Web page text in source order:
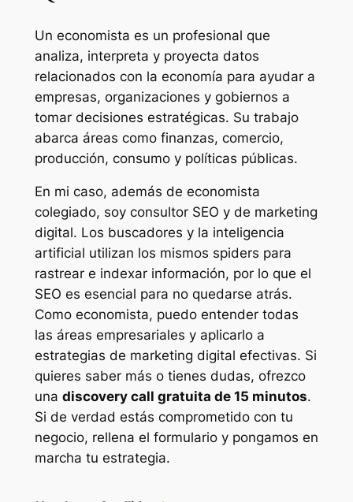
Un economista es un profesional que
analiza, interpreta y proyecta datos
relacionados con la economía para ayudar a
empresas, organizaciones y gobiernos a
tomar decisiones estratégicas. Su trabajo
abarca áreas como finanzas, comercio,
producción, consumo y políticas públicas.
En mi caso, además de economista
colegiado, soy consultor SEO y de marketing
digital. Los buscadores y la inteligencia
artificial utilizan los mismos spiders para
rastrear e indexar información, por lo que el
SEO es esencial para no quedarse atrás.
Como economista, puedo entender todas
las áreas empresariales y aplicarlo a
estrategias de marketing digital efectivas. Si
quieres saber más o tienes dudas, ofrezco
una discovery call gratuita de 15 minutos.
Si de verdad estás comprometido con tu
negocio, rellena el formulario y pongamos en
marcha tu estrategia.